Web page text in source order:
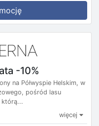
-10%
na Półwyspie Helskim, w
pośród lasu
którą...
więcej